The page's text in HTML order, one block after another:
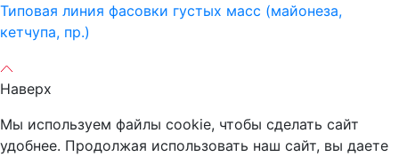
Типовая линия фасовки густых масс (майонеза,
кетчупа, пр.)
Наверх
Мы используем файлы cookie, чтобы сделать сайт
удобнее. Продолжая использовать наш сайт, вы даете